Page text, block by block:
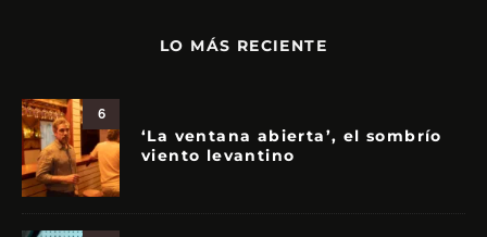
LO MÁS RECIENTE
6
‘La ventana abierta’, el sombrío
viento levantino